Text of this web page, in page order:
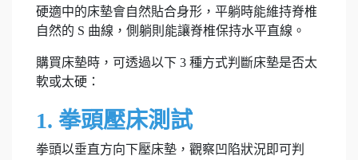
硬適中的床墊會自然貼合身形，平躺時能維持脊椎
自然的 S 曲線，側躺則能讓脊椎保持水平直線。
購買床墊時，可透過以下 3 種方式判斷床墊是否太
軟或太硬：
1. 拳頭壓床測試
拳頭以垂直方向下壓床墊，觀察凹陷狀況即可判